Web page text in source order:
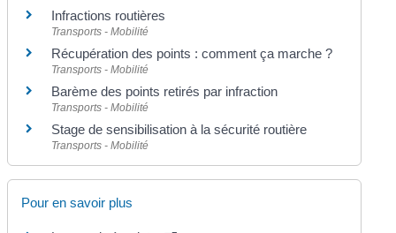
Infractions routières
Transports - Mobilité
Récupération des points : comment ça marche ?
Transports - Mobilité
Barème des points retirés par infraction
Transports - Mobilité
Stage de sensibilisation à la sécurité routière
Transports - Mobilité
Pour en savoir plus